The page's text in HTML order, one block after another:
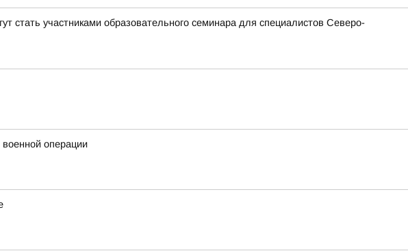
стать участниками образовательного семинара для специалистов Северо-
операции